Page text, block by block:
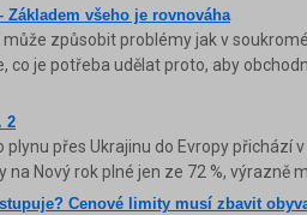
Základem všeho je rovnováha
způsobit problémy jak v
co je potřeba udělat proto, aby
2
plynu přes Ukrajinu do Evropy přichází
na Nový rok plné jen ze 72 %, výrazně
Cenové limity musí zbavit